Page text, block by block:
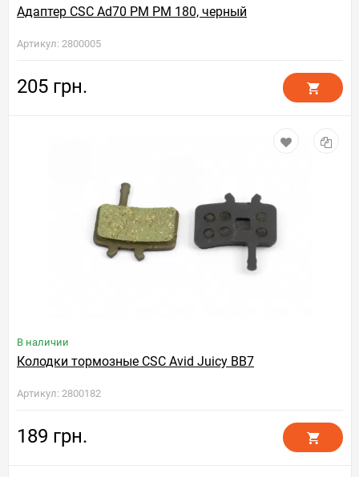
Адаптер CSC Ad70 PM PM 180, черный
Артикул: 2800005
205 грн.
В наличии
Колодки тормозные CSC Avid Juicy BB7
Артикул: 2800182
189 грн.